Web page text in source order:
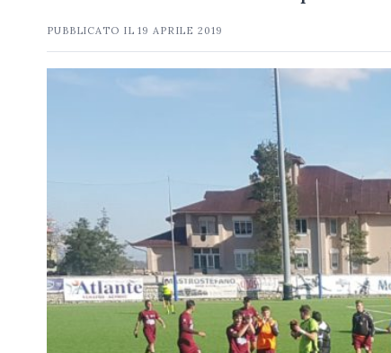
PUBBLICATO IL19 APRILE 2019